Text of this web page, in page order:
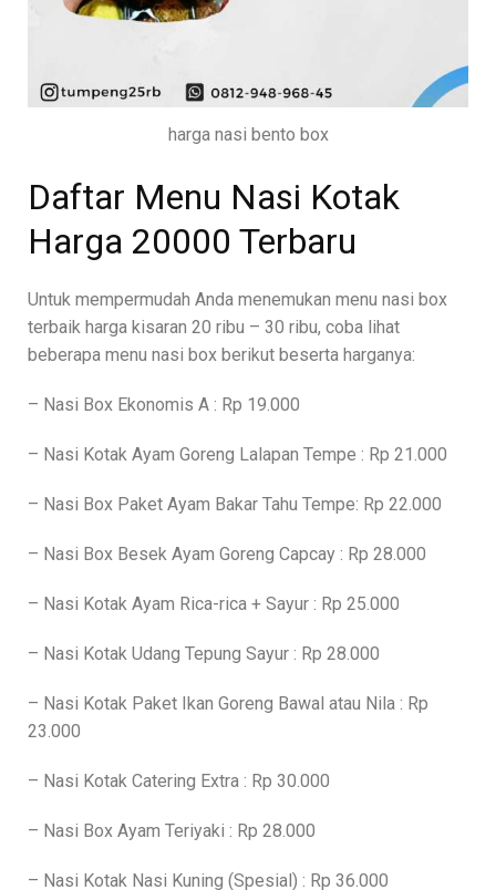
harga nasi bento box
Daftar Menu Nasi Kotak
Harga 20000 Terbaru
Untuk mempermudah Anda menemukan menu nasi box
terbaik harga kisaran 20 ribu – 30 ribu, coba lihat
beberapa menu nasi box berikut beserta harganya:
– Nasi Box Ekonomis A : Rp 19.000
– Nasi Kotak Ayam Goreng Lalapan Tempe : Rp 21.000
– Nasi Box Paket Ayam Bakar Tahu Tempe: Rp 22.000
– Nasi Box Besek Ayam Goreng Capcay : Rp 28.000
– Nasi Kotak Ayam Rica-rica + Sayur : Rp 25.000
– Nasi Kotak Udang Tepung Sayur : Rp 28.000
– Nasi Kotak Paket Ikan Goreng Bawal atau Nila : Rp
23.000
– Nasi Kotak Catering Extra : Rp 30.000
– Nasi Box Ayam Teriyaki : Rp 28.000
– Nasi Kotak Nasi Kuning (Spesial) : Rp 36.000